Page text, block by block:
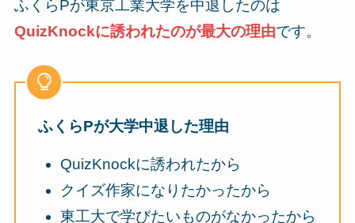
ふくらPが東京工業大学を中退したのは
QuizKnockに誘われたのが最大の理由です。
ふくらPが大学中退した理由
QuizKnockに誘われたから
クイズ作家になりたかったから
東工大で学びたいものがなかったから